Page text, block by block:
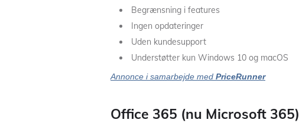
Begrænsning i features
Ingen opdateringer
Uden kundesupport
Understøtter kun Windows 10 og macOS
Annonce i samarbejde med PriceRunner
Office 365 (nu Microsoft 365)